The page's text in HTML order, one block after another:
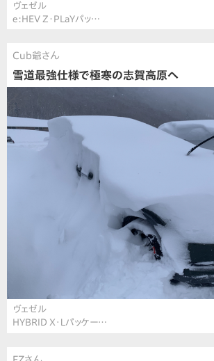
ヴェゼル
e:HEV Z・PLaYパッ…
Cub爺さん
雪道最強仕様で極寒の志賀高原へ
ヴェゼル
HYBRID Ｘ･Ｌパッケー…